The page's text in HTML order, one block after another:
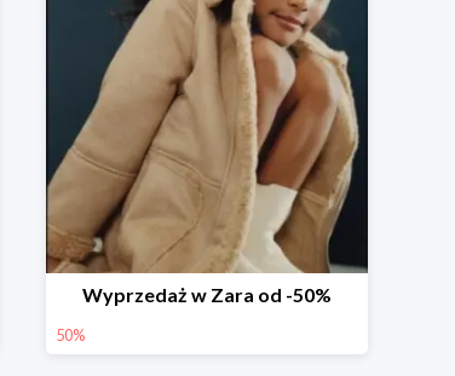
Wyprzedaż w Zara od -50%
50%